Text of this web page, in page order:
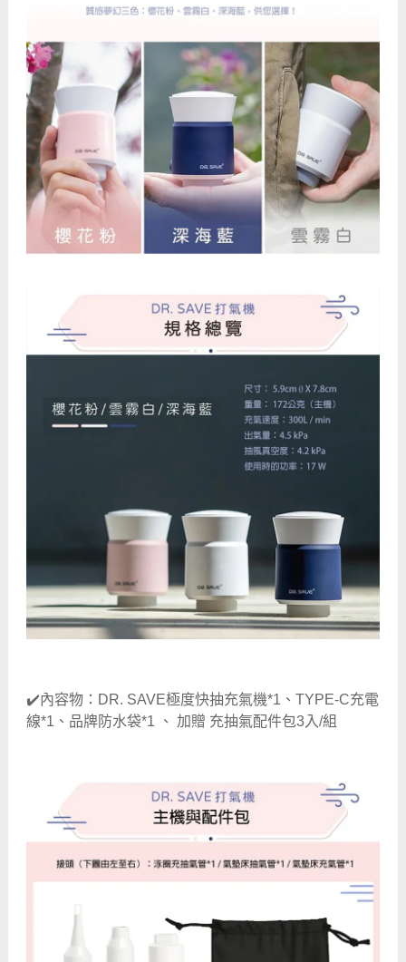
✔️內容物：DR. SAVE極度快抽充氣機*1、TYPE-C充電
線*1、品牌防水袋*1 、 加贈 充抽氣配件包3入/組